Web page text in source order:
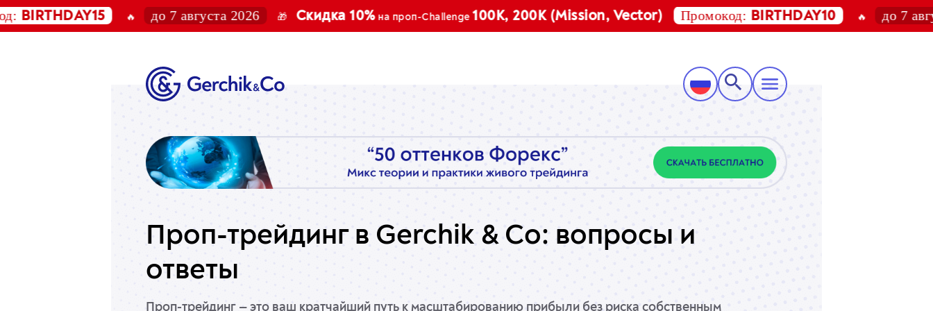
🔥 до 7 августа 2026 🎁 Скидка 10%на проп-Challenge100K, 200K (Mission, Vector) Промокод:BIRTHDAY10 🔥 до 7 августа
Проп-трейдинг в Gerchik & Co: вопросы и
ответы
Проп-трейдинг — это ваш кратчайший путь к масштабированию прибыли без риска собственным